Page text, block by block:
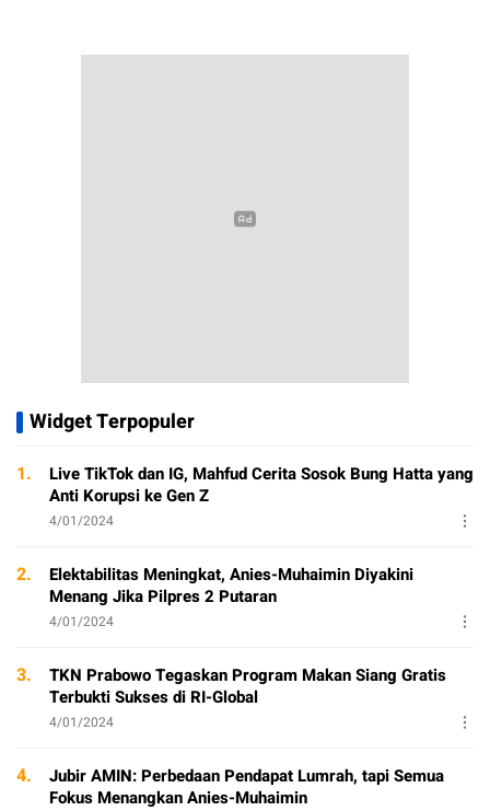
Widget Terpopuler
1.
Live TikTok dan IG, Mahfud Cerita Sosok Bung Hatta yang
Anti Korupsi ke Gen Z
4/01/2024
2.
Elektabilitas Meningkat, Anies-Muhaimin Diyakini
Menang Jika Pilpres 2 Putaran
4/01/2024
3.
TKN Prabowo Tegaskan Program Makan Siang Gratis
Terbukti Sukses di RI-Global
4/01/2024
4.
Jubir AMIN: Perbedaan Pendapat Lumrah, tapi Semua
Fokus Menangkan Anies-Muhaimin